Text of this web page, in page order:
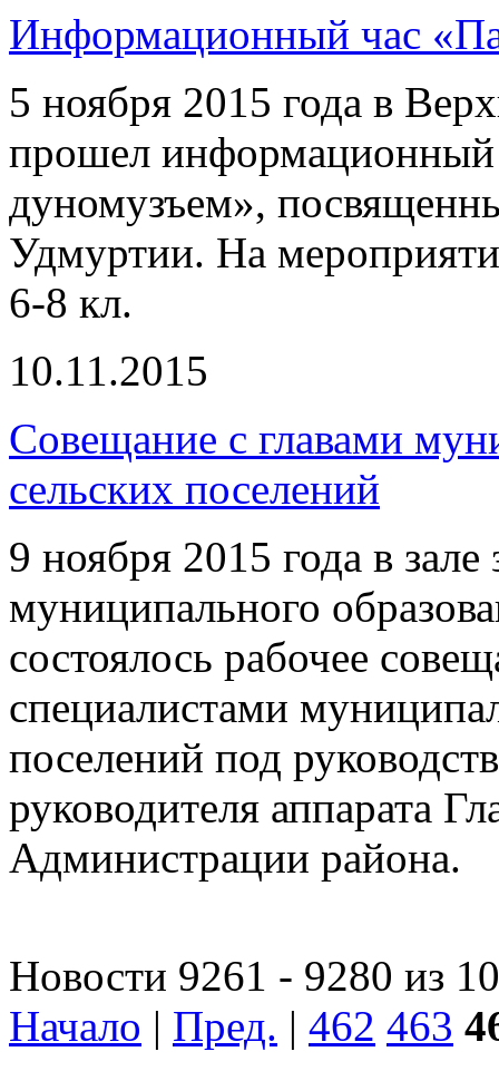
Информационный час
5 ноября 2015 года в
прошел
дуномузъем»,
Удмуртии. На
6-8 кл.
10.11.2015
Совещание с главами
сельских поселений
9 ноября 2015 года в
муниципального
состоялось рабочее
специалистами
поселений под
руководителя аппарата
Администрации района.
Новости 9261 - 9280 из
Начало | Пред. | 462 463